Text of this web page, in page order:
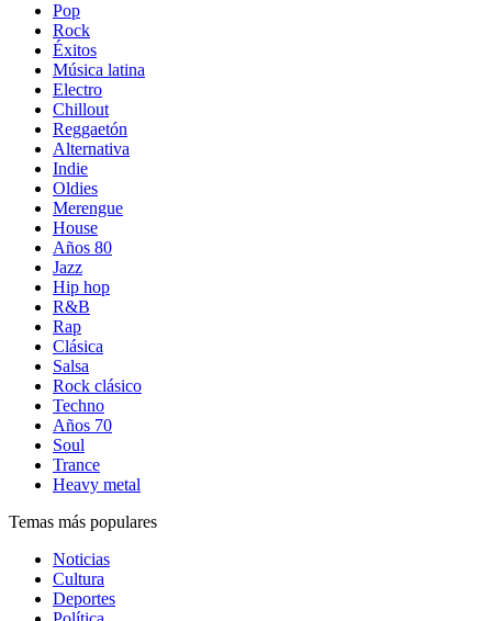
Pop
Rock
Éxitos
Música latina
Electro
Chillout
Reggaetón
Alternativa
Indie
Oldies
Merengue
House
Años 80
Jazz
Hip hop
R&B
Rap
Clásica
Salsa
Rock clásico
Techno
Años 70
Soul
Trance
Heavy metal
Temas más populares
Noticias
Cultura
Deportes